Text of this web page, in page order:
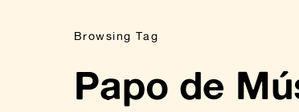
Browsing Tag
Papo de